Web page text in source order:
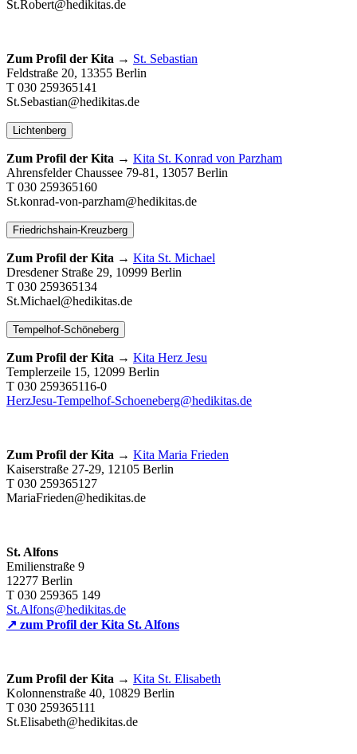
St.Robert@hedikitas.de
Zum Profil der Kita → St. Sebastian
Feldstraße 20, 13355 Berlin
T 030 259365141
St.Sebastian@hedikitas.de
Lichtenberg
Zum Profil der Kita → Kita St. Konrad von Parzham
Ahrensfelder Chaussee 79-81, 13057 Berlin
T 030 259365160
St.konrad-von-parzham@hedikitas.de
Friedrichshain-Kreuzberg
Zum Profil der Kita → Kita St. Michael
Dresdener Straße 29, 10999 Berlin
T 030 259365134
St.Michael@hedikitas.de
Tempelhof-Schöneberg
Zum Profil der Kita → Kita Herz Jesu
Templerzeile 15, 12099 Berlin
T 030 259365116-0
HerzJesu-Tempelhof-Schoeneberg@hedikitas.de
Zum Profil der Kita → Kita Maria Frieden
Kaiserstraße 27-29, 12105 Berlin
T 030 259365127
MariaFrieden@hedikitas.de
St. Alfons
Emilienstraße 9
12277 Berlin
T 030 259365 149
St.Alfons@hedikitas.de
↗ zum Profil der Kita St. Alfons
Zum Profil der Kita → Kita St. Elisabeth
Kolonnenstraße 40, 10829 Berlin
T 030 259365111
St.Elisabeth@hedikitas.de